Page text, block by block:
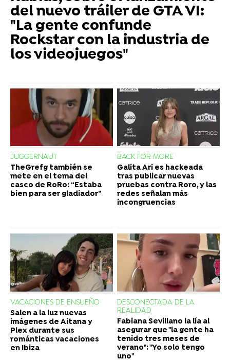
del nuevo tráiler de GTA VI:
"La gente confunde
Rockstar con la industria de
los videojuegos"
JUGGERNAUT
TheGrefg también se
mete en el tema del
casco de RoRo: “Estaba
bien para ser gladiador”
BACK FOR MORE
Galita Ari es hackeada
tras publicar nuevas
pruebas contra Roro, y las
redes señalan más
incongruencias
VACACIONES DE ENSUEÑO
Salen a la luz nuevas
imágenes de Aitana y
Plex durante sus
románticas vacaciones
en Ibiza
DESCONECTADA DE LA
REALIDAD
Fabiana Sevillano la lía al
asegurar que "la gente ha
tenido tres meses de
verano": "Yo solo tengo
uno"